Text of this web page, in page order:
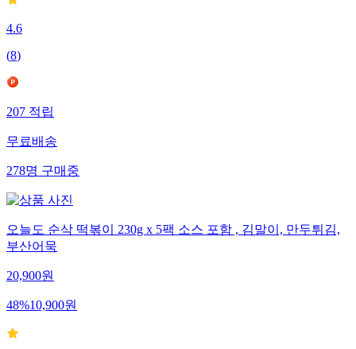
4.6
(8)
207적립
무료배송
278명구매중
오늘도 순삭 떡볶이 230g x 5팩 소스 포함 , 김말이, 만두튀김,
부산어묵
20,900원
48%10,900원